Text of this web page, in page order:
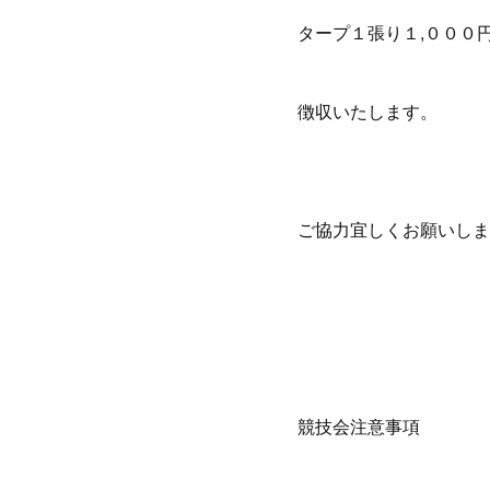
タープ１張り１,０００
徴収いたします。
ご協力宜しくお願いし
競技会注意事項